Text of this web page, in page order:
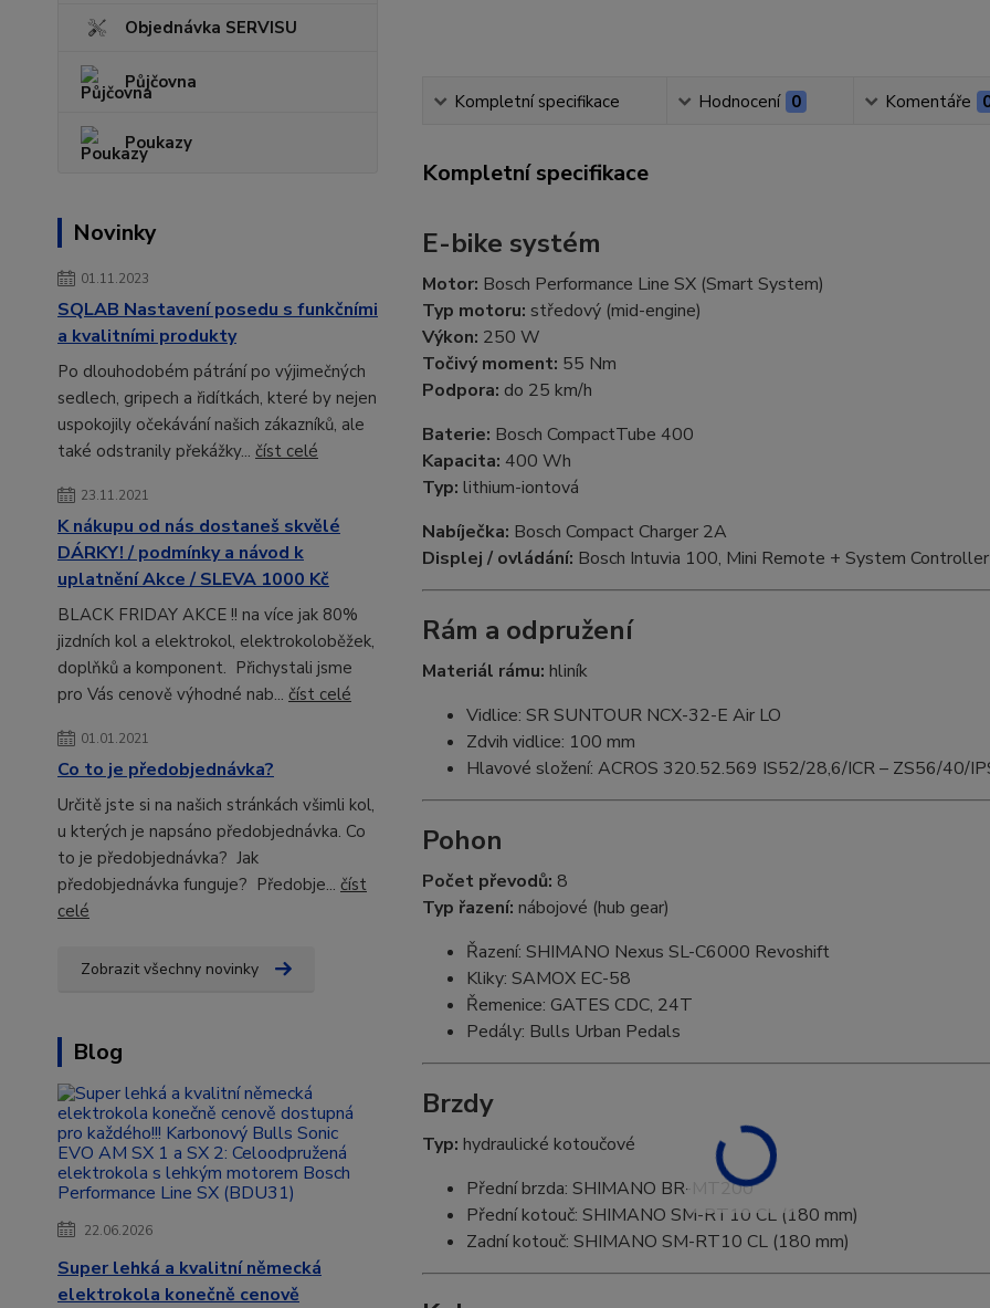
Objednávka SERVISU
Půjčovna
Poukazy
Novinky
01.11.2023
SQLAB Nastavení posedu s funkčními
a kvalitními produkty
Po dlouhodobém pátrání po výjimečných
sedlech, gripech a řidítkách, které by nejen
uspokojily očekávání našich zákazníků, ale
také odstranily překážky... číst celé
23.11.2021
K nákupu od nás dostaneš skvělé
DÁRKY! / podmínky a návod k
uplatnění Akce / SLEVA 1000 Kč
BLACK FRIDAY AKCE !! na více jak 80%
jizdních kol a elektrokol, elektrokoloběžek,
doplňků a komponent. Přichystali jsme
pro Vás cenově výhodné nab... číst celé
01.01.2021
Co to je předobjednávka?
Určitě jste si na našich stránkách všimli kol,
u kterých je napsáno předobjednávka. Co
to je předobjednávka? Jak
předobjednávka funguje? Předobje... číst
celé
Zobrazit všechny novinky
Blog
22.06.2026
Super lehká a kvalitní německá
elektrokola konečně cenově
Kompletní specifikace Hodnocení 0 Komentáře
Kompletní specifikace
E-bike systém
Motor: Bosch Performance Line SX (Smart System)
Typ motoru: středový (mid-engine)
Výkon: 250 W
Točivý moment: 55 Nm
Podpora: do 25 km/h
Baterie: Bosch CompactTube 400
Kapacita: 400 Wh
Typ: lithium-iontová
Nabíječka: Bosch Compact Charger 2A
Displej / ovládání: Bosch Intuvia 100, Mini Remote + System Controller
Rám a odpružení
Materiál rámu: hliník
Vidlice: SR SUNTOUR NCX-32-E Air LO
Zdvih vidlice: 100 mm
Hlavové složení: ACROS 320.52.569 IS52/28,6/ICR – ZS56/40/
Pohon
Počet převodů: 8
Typ řazení: nábojové (hub gear)
Řazení: SHIMANO Nexus SL-C6000 Revoshift
Kliky: SAMOX EC-58
Řemenice: GATES CDC, 24T
Pedály: Bulls Urban Pedals
Brzdy
Typ: hydraulické kotoučové
Přední brzda: SHIMANO BR-MT200
Přední kotouč: SHIMANO SM-RT10 CL (180 mm)
Zadní kotouč: SHIMANO SM-RT10 CL (180 mm)